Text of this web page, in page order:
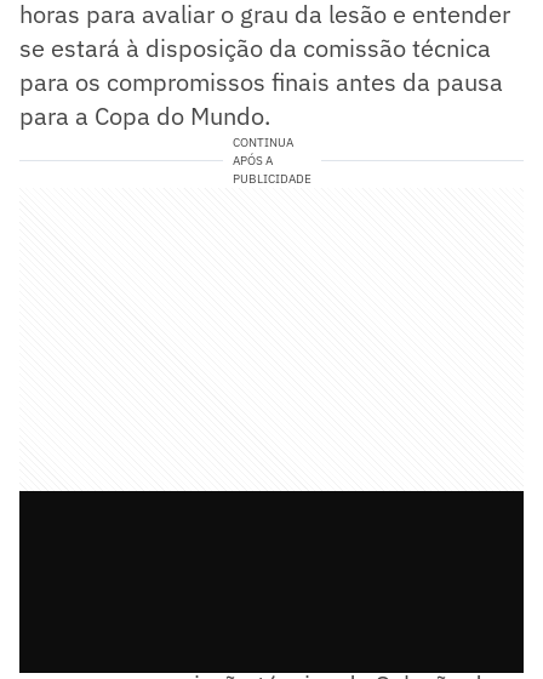
horas para avaliar o grau da lesão e entender
se estará à disposição da comissão técnica
para os compromissos finais antes da pausa
para a Copa do Mundo.
CONTINUA
APÓS A
PUBLICIDADE